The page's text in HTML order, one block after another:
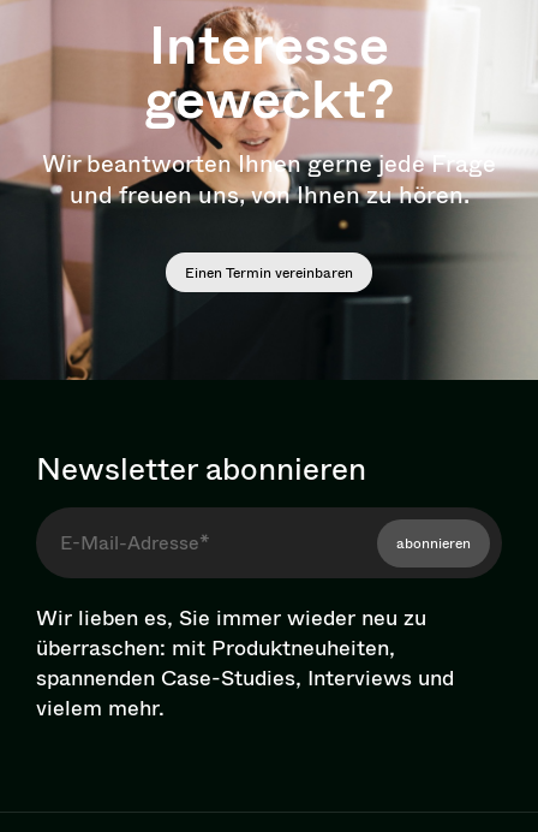
Interesse
geweckt?
Wir beantworten Ihnen gerne jede Frage
und freuen uns, von Ihnen zu hören.
Einen Termin vereinbaren
Newsletter abonnieren
abonnieren
Wir lieben es, Sie immer wieder neu zu
überraschen: mit Pro­dukt­neu­hei­ten,
spannenden Case-Studies, Interviews und
vielem mehr.